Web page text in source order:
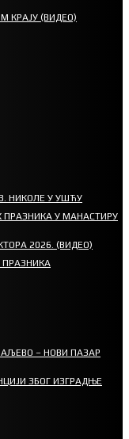
КРАЈУ (ВИДЕО)
НИКОЛЕ У УШЋУ
У МАНАСТИРУ
2026. (ВИДЕО)
– НОВИ ПАЗАР
ЗБОГ ИЗГРАДЊЕ